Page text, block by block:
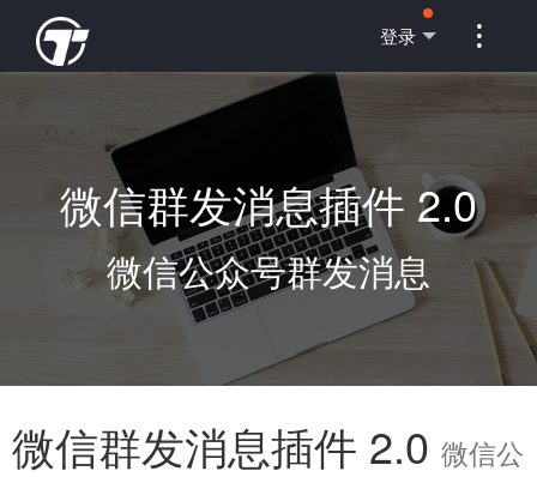
登录 
微信群发消息插件 2.0
微信公众号群发消息
微信群发消息插件 2.0 微信公